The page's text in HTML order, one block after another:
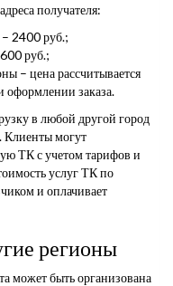
получателя:
– 2400 руб.;
руб.;
– цена рассчитывается
заказа.
в любой другой город
могут
ТК с учетом тарифов и
услуг ТК по
и оплачивает
регионы
может быть организована